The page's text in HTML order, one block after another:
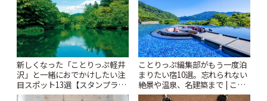
新しくなった「ことりっぷ軽井
沢」と一緒におでかけしたい注
目スポット13選【スタンプラリ
ー開催中】 | ことりっぷ
ことりっぷ編集部がもう一度泊
まりたい宿10選。忘れられない
絶景や温泉、名建築まで | こと
りっぷ